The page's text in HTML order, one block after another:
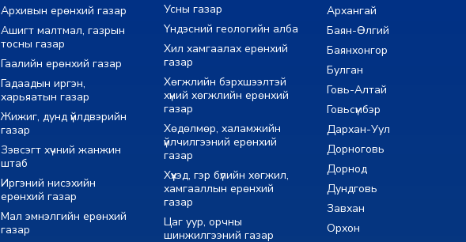
Архивын ерөнхий газар
Ашигт малтмал, газрын
тосны газар
Гаалийн ерөнхий газар
Гадаадын иргэн,
харьяатын газар
Жижиг, дунд үйлдвэрийн
газар
Зэвсэгт хүчний жанжин
штаб
Иргэний нисэхийн
ерөнхий газар
Мал эмнэлгийн ерөнхий
газар
Усны газар
Үндэсний геологийн алба
Хил хамгаалах ерөнхий
газар
Хөгжлийн бэрхшээлтэй
хүний хөгжлийн ерөнхий
газар
Хөдөлмөр, халамжийн
үйлчилгээний ерөнхий
газар
Хүүхэд, гэр бүлийн хөгжил,
хамгааллын ерөнхий
газар
Цаг уур, орчны
шинжилгээний газар
Архангай
Баян-Өлгий
Баянхонгор
Булган
Говь-Алтай
Говьсүмбэр
Дархан-Уул
Дорноговь
Дорнод
Дундговь
Завхан
Орхон